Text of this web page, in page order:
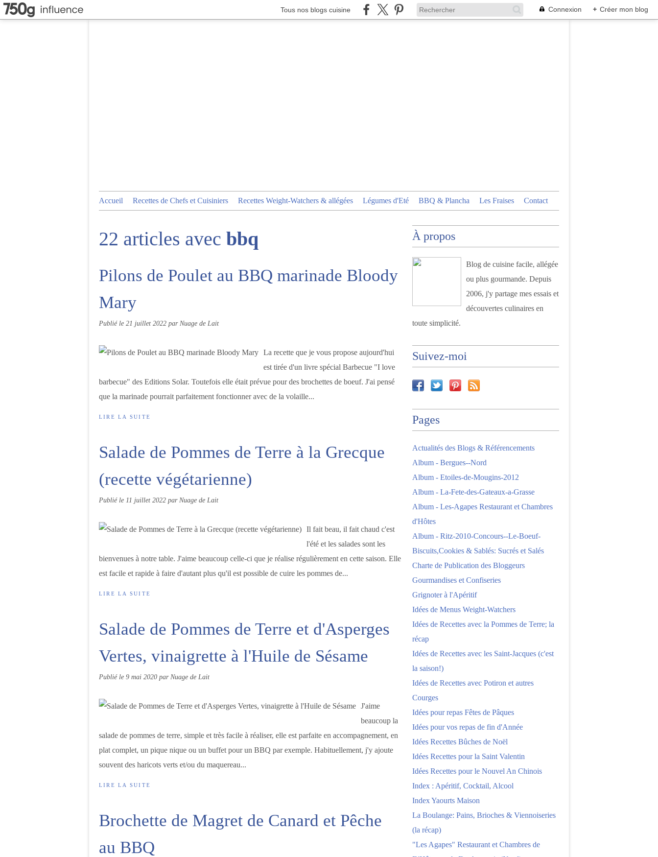
Tous nos blogs cuisine Connexion + Créer mon blog
Accueil Recettes de Chefs et Cuisiniers Recettes Weight-Watchers & allégées Légumes d'Eté BBQ & Plancha Les Fraises Contact
22 articles avec bbq
Pilons de Poulet au BBQ marinade Bloody
Mary
Publié le 21 juillet 2022 par Nuage de Lait
La recette que je vous propose aujourd'hui
est tirée d'un livre spécial Barbecue "I love
barbecue" des Editions Solar. Toutefois elle était prévue pour des brochettes de boeuf. J'ai pensé
que la marinade pourrait parfaitement fonctionner avec de la volaille...
LIRE LA SUITE
Salade de Pommes de Terre à la Grecque
(recette végétarienne)
Publié le 11 juillet 2022 par Nuage de Lait
Il fait beau, il fait chaud c'est
l'été et les salades sont les
bienvenues à notre table. J'aime beaucoup celle-ci que je réalise régulièrement en cette saison. Elle
est facile et rapide à faire d'autant plus qu'il est possible de cuire les pommes de...
LIRE LA SUITE
Salade de Pommes de Terre et d'Asperges
Vertes, vinaigrette à l'Huile de Sésame
Publié le 9 mai 2020 par Nuage de Lait
J'aime
beaucoup la
salade de pommes de terre, simple et très facile à réaliser, elle est parfaite en accompagnement, en
plat complet, un pique nique ou un buffet pour un BBQ par exemple. Habituellement, j'y ajoute
souvent des haricots verts et/ou du maquereau...
LIRE LA SUITE
Brochette de Magret de Canard et Pêche
au BBQ
À propos
Blog de cuisine facile, allégée
ou plus gourmande. Depuis
2006, j'y partage mes essais et
découvertes culinaires en
toute simplicité.
Suivez-moi
Pages
Actualités des Blogs & Référencements
Album - Bergues--Nord
Album - Etoiles-de-Mougins-2012
Album - La-Fete-des-Gateaux-a-Grasse
Album - Les-Agapes Restaurant et Chambres
d'Hôtes
Album - Ritz-2010-Concours--Le-Boeuf-
Biscuits,Cookies & Sablés: Sucrés et Salés
Charte de Publication des Bloggeurs
Gourmandises et Confiseries
Grignoter à l'Apéritif
Idées de Menus Weight-Watchers
Idées de Recettes avec la Pommes de Terre; la
récap
Idées de Recettes avec les Saint-Jacques (c'est
la saison!)
Idées de Recettes avec Potiron et autres
Courges
Idées pour repas Fêtes de Pâques
Idées pour vos repas de fin d'Année
Idées Recettes Bûches de Noël
Idées Recettes pour la Saint Valentin
Idées Recettes pour le Nouvel An Chinois
Index : Apéritif, Cocktail, Alcool
Index Yaourts Maison
La Boulange: Pains, Brioches & Viennoiseries
(la récap)
"Les Agapes" Restaurant et Chambres de